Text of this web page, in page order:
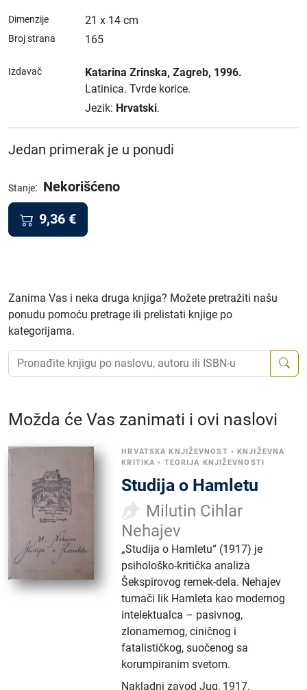
Dimenzije 21 x 14 cm
Broj strana 165
Izdavač Katarina Zrinska, Zagreb, 1996.
Latinica. Tvrde korice.
Jezik: Hrvatski.
Jedan primerak je u ponudi
Stanje: Nekorišćeno
9,36 €
Zanima Vas i neka druga knjiga? Možete pretražiti našu
ponudu pomoću pretrage ili prelistati knjige po
kategorijama.
Možda će Vas zanimati i ovi naslovi
HRVATSKA KNJIŽEVNOST •KNJIŽEVNA
KRITIKA • TEORIJA KNJIŽEVNOSTI
Studija o Hamletu
Milutin Cihlar
Nehajev
„Studija o Hamletu“ (1917) je
psihološko-kritička analiza
Šekspirovog remek-dela. Nehajev
tumači lik Hamleta kao modernog
intelektualca – pasivnog,
zlonamernog, ciničnog i
fatalističkog, suočenog sa
korumpiranim svetom.
Nakladni zavod Jug, 1917.